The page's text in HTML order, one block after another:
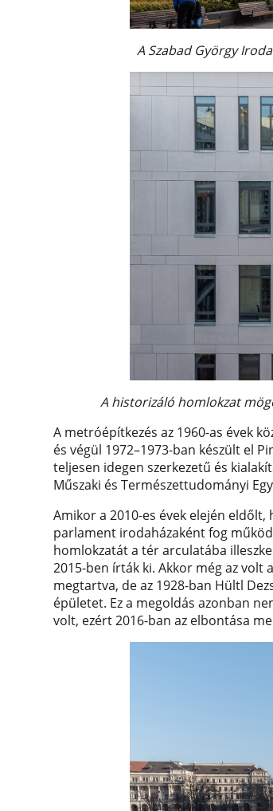
A Szabad György
A historizáló homlokzat
A metróépítkezés az 1960-as évek
és végül 1972–1973-ban készült el
teljesen idegen szerkezetű és
Műszaki és Természettudományi
Amikor a 2010-es évek elején
parlament irodaházaként fog
homlokzatát a tér arculatába
2015-ben írták ki. Akkor még az volt
megtartva, de az 1928-ban Hültl
épületet. Ez a megoldás azonban
volt, ezért 2016-ban az elbontása